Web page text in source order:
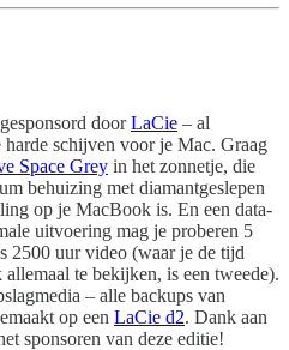
doorLaCie – al
schijven voor je Mac. Graag
Space Grey in het zonnetje, die
behuizing met diamantgeslepen
op je MacBook is. En een data-
uitvoering mag je proberen 5
2500 uur video (waar je de tijd
te bekijken, is een tweede).
– alle backups van
op een LaCie d2. Dank aan
sponsoren van deze editie!